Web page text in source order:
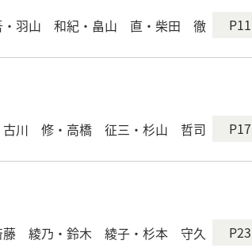
羽山 和紀・畠山 直・柴田 徹 P11
川 修・高橋 征三・杉山 哲司 P17
藤 綾乃・鈴木 綾子・杉本 守久 P23